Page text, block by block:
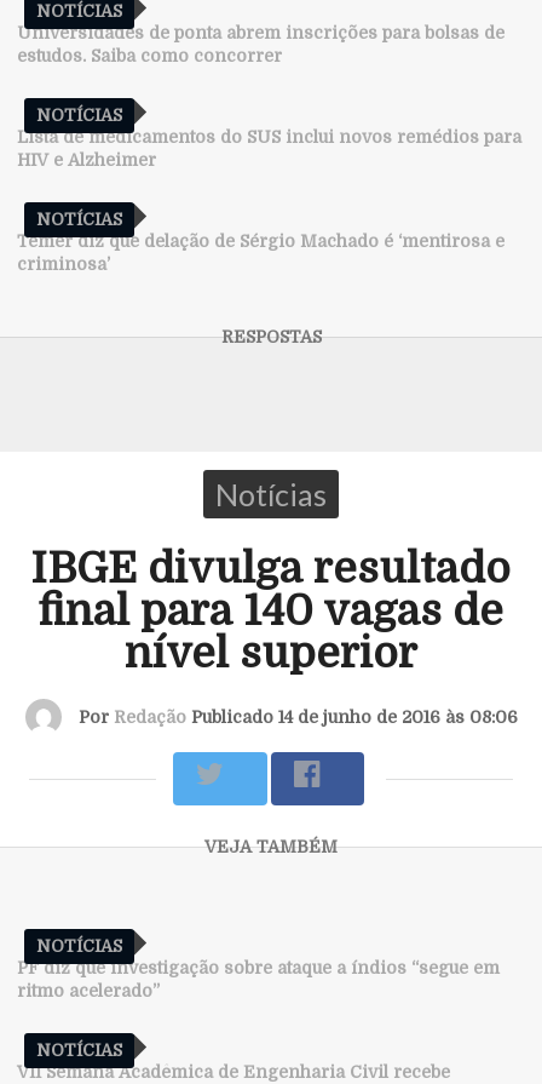
NOTÍCIAS
Universidades de ponta abrem inscrições para bolsas de
estudos. Saiba como concorrer
NOTÍCIAS
Lista de medicamentos do SUS inclui novos remédios para
HIV e Alzheimer
NOTÍCIAS
Temer diz que delação de Sérgio Machado é ‘mentirosa e
criminosa’
Notícias
IBGE divulga resultado
final para 140 vagas de
nível superior
Por RedaçãoPublicado 14 de junho de 2016 às 08:06
NOTÍCIAS
PF diz que investigação sobre ataque a índios “segue em
ritmo acelerado”
NOTÍCIAS
VII Semana Acadêmica de Engenharia Civil recebe